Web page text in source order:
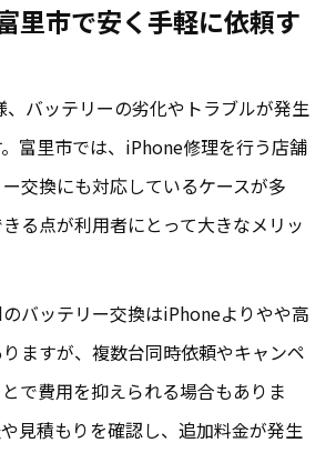
里市で安く手軽に依頼す
バッテリーの劣化やトラブルが発生
富里市では、iPhone修理を行う店舗
交換にも対応しているケースが多
る点が利用者にとって大きなメリッ
バッテリー交換はiPhoneよりやや高
ますが、複数台同時依頼やキャンペ
で費用を抑えられる場合もありま
見積もりを確認し、追加料金が発生